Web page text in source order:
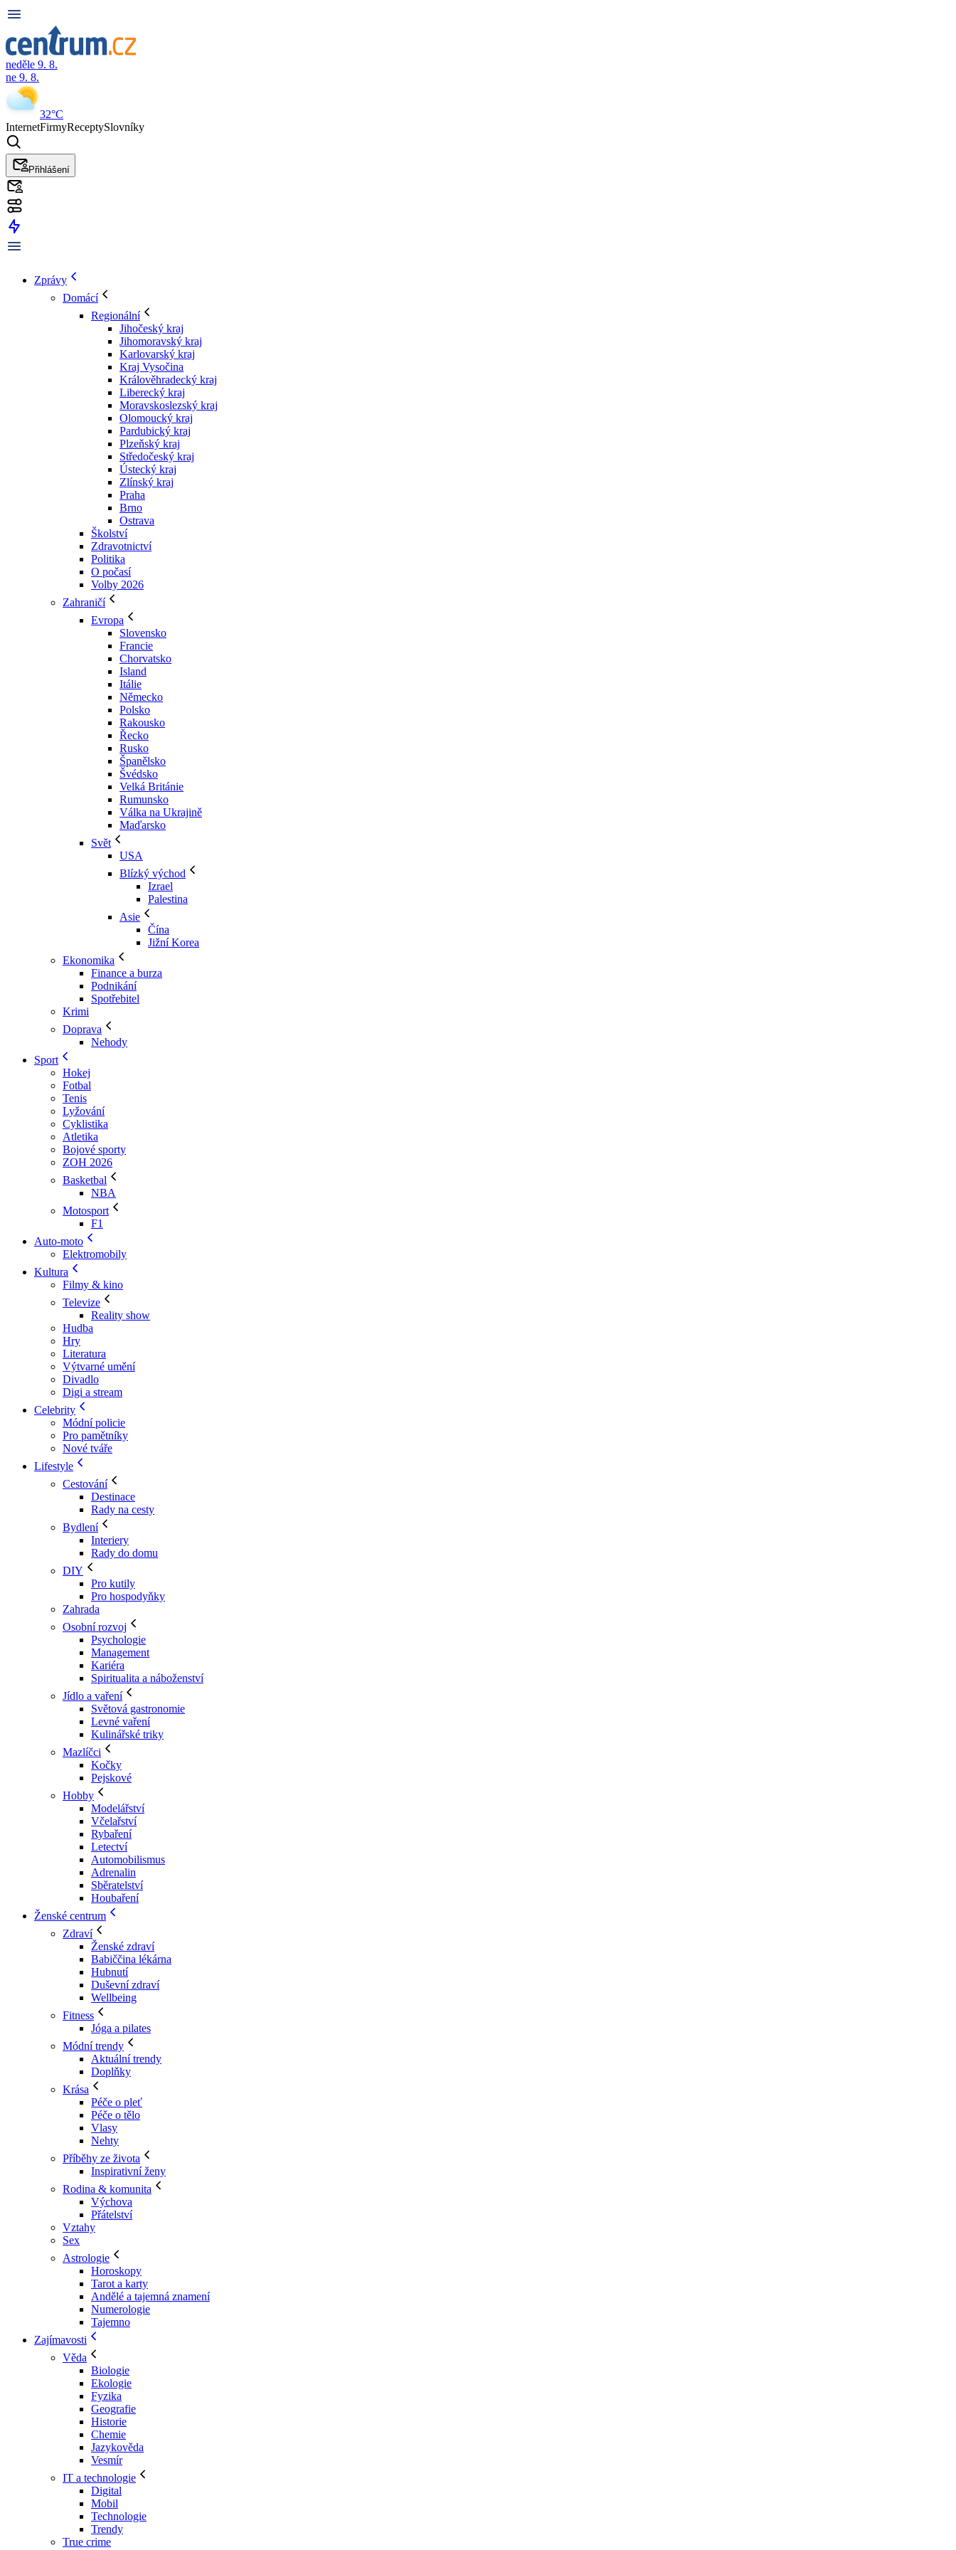
neděle 9. 8.
ne 9. 8.
32°C
InternetFirmyReceptySlovníky
Přihlášení
Zprávy
Domácí
Regionální
Jihočeský kraj
Jihomoravský kraj
Karlovarský kraj
Kraj Vysočina
Králověhradecký kraj
Liberecký kraj
Moravskoslezský kraj
Olomoucký kraj
Pardubický kraj
Plzeňský kraj
Středočeský kraj
Ústecký kraj
Zlínský kraj
Praha
Brno
Ostrava
Školství
Zdravotnictví
Politika
O počasí
Volby 2026
Zahraničí
Evropa
Slovensko
Francie
Chorvatsko
Island
Itálie
Německo
Polsko
Rakousko
Řecko
Rusko
Španělsko
Švédsko
Velká Británie
Rumunsko
Válka na Ukrajině
Maďarsko
Svět
USA
Blízký východ
Izrael
Palestina
Asie
Čína
Jižní Korea
Ekonomika
Finance a burza
Podnikání
Spotřebitel
Krimi
Doprava
Nehody
Sport
Hokej
Fotbal
Tenis
Lyžování
Cyklistika
Atletika
Bojové sporty
ZOH 2026
Basketbal
NBA
Motosport
F1
Auto-moto
Elektromobily
Kultura
Filmy & kino
Televize
Reality show
Hudba
Hry
Literatura
Výtvarné umění
Divadlo
Digi a stream
Celebrity
Módní policie
Pro pamětníky
Nové tváře
Lifestyle
Cestování
Destinace
Rady na cesty
Bydlení
Interiery
Rady do domu
DIY
Pro kutily
Pro hospodyňky
Zahrada
Osobní rozvoj
Psychologie
Management
Kariéra
Spiritualita a náboženství
Jídlo a vaření
Světová gastronomie
Levné vaření
Kulinářské triky
Mazlíčci
Kočky
Pejskové
Hobby
Modelářství
Včelařství
Rybaření
Letectví
Automobilismus
Adrenalin
Sběratelství
Houbaření
Ženské centrum
Zdraví
Ženské zdraví
Babiččina lékárna
Hubnutí
Duševní zdraví
Wellbeing
Fitness
Jóga a pilates
Módní trendy
Aktuální trendy
Doplňky
Krása
Péče o pleť
Péče o tělo
Vlasy
Nehty
Příběhy ze života
Inspirativní ženy
Rodina & komunita
Výchova
Přátelství
Vztahy
Sex
Astrologie
Horoskopy
Tarot a karty
Andělé a tajemná znamení
Numerologie
Tajemno
Zajímavosti
Věda
Biologie
Ekologie
Fyzika
Geografie
Historie
Chemie
Jazykověda
Vesmír
IT a technologie
Digital
Mobil
Technologie
Trendy
True crime